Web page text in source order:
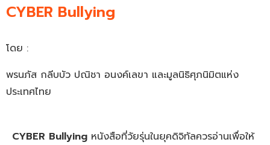
CYBER Bullying
โดย :
พรนภัส กลีบบัว ปณิชา อนงค์เลขา และมูลนิธิศุภนิมิตแห่ง
ประเทศไทย
CYBER Bullying หนังสือที่วัยรุ่นในยุคดิจิทัลควรอ่านเพื่อให้